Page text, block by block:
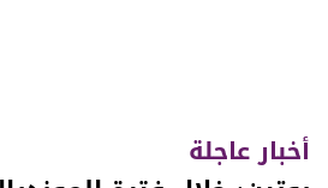
أخبار عاجلة